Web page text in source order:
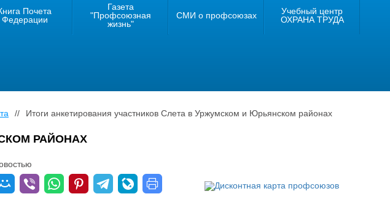
Почета
Федерации
Газета
"Профсоюзная
жизнь"
СМИ о профсоюзах
Учебный центр
ОХРАНА ТРУДА
// Итоги анкетирования участников Слета в Уржумском и Юрьянском районах
РАЙОНАХ